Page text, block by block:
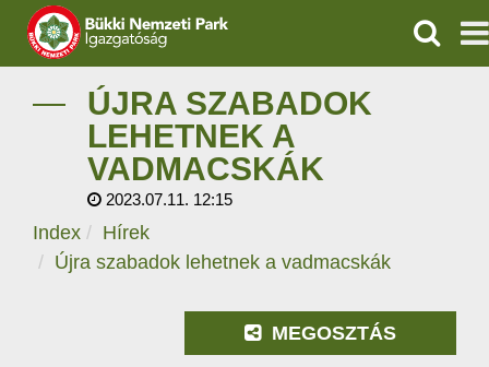
IGAZGATÓSÁG
TERMÉSZETVÉDELEM
VÍZVÉDELEM
ÖKOTURIZMUS
ÚJRA SZABADOK
LEHETNEK A
VADMACSKÁK
2023.07.11. 12:15
Index
Hírek
Újra szabadok lehetnek a vadmacskák
MEGOSZTÁS